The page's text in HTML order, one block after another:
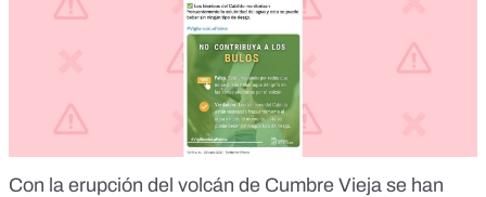
Con la erupción del volcán de Cumbre Vieja se han